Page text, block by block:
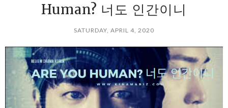
Human? 너도 인간이니
SATURDAY, APRIL 4, 2020